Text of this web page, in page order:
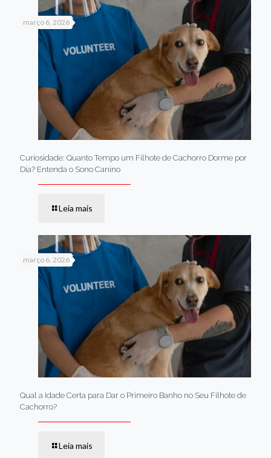
março 6, 2026
Curiosidade: Quanto Tempo um Filhote de Cachorro Dorme por
Dia? Entenda o Sono Canino
Leia mais
março 6, 2026
Qual a Idade Certa para Dar o Primeiro Banho no Seu Filhote de
Cachorro?
Leia mais